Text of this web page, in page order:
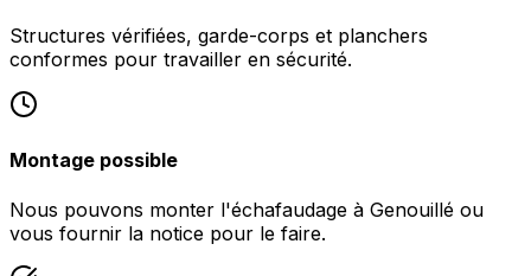
Structures vérifiées, garde-corps et planchers
conformes pour travailler en sécurité.
Montage possible
Nous pouvons monter l'échafaudage à Genouillé ou
vous fournir la notice pour le faire.